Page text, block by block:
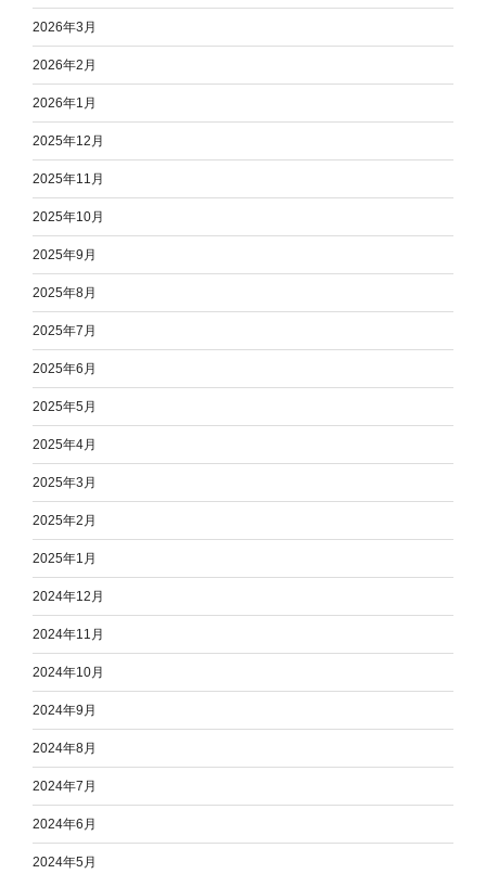
2026年3月
2026年2月
2026年1月
2025年12月
2025年11月
2025年10月
2025年9月
2025年8月
2025年7月
2025年6月
2025年5月
2025年4月
2025年3月
2025年2月
2025年1月
2024年12月
2024年11月
2024年10月
2024年9月
2024年8月
2024年7月
2024年6月
2024年5月